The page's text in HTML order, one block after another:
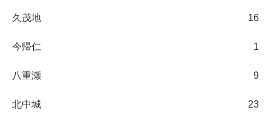
久茂地 16
今帰仁 1
八重瀬 9
北中城 23